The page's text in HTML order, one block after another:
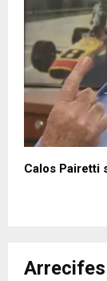
Calos Pairetti
Arrecifes